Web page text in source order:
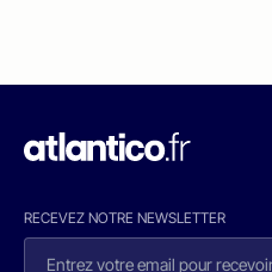
RECEVEZ NOTRE NEWSLETTER